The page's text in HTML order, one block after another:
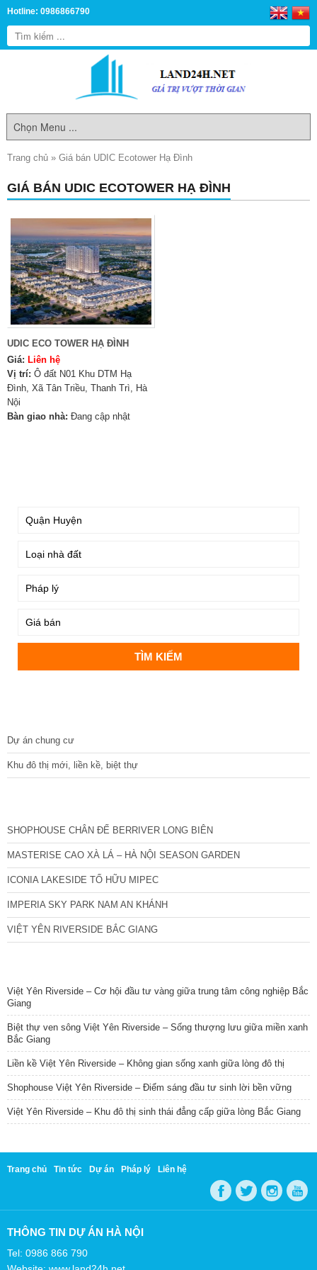
Hotline: 0986866790
Trang chủ » Giá bán UDIC Ecotower Hạ Đình
GIÁ BÁN UDIC ECOTOWER HẠ ĐÌNH
UDIC ECO TOWER HẠ ĐÌNH
Giá: Liên hệ
Vị trí: Ô đất N01 Khu DTM Hạ
Đình, Xã Tân Triều, Thanh Trì, Hà
Nội
Bàn giao nhà: Đang cập nhật
Dự án chung cư
Khu đô thị mới, liền kề, biệt thự
SHOPHOUSE CHÂN ĐẾ BERRIVER LONG BIÊN
MASTERISE CAO XÀ LÁ – HÀ NỘI SEASON GARDEN
ICONIA LAKESIDE TỐ HỮU MIPEC
IMPERIA SKY PARK NAM AN KHÁNH
VIỆT YÊN RIVERSIDE BẮC GIANG
Việt Yên Riverside – Cơ hội đầu tư vàng giữa trung tâm công nghiệp Bắc
Giang
Biệt thự ven sông Việt Yên Riverside – Sống thượng lưu giữa miền xanh
Bắc Giang
Liền kề Việt Yên Riverside – Không gian sống xanh giữa lòng đô thị
Shophouse Việt Yên Riverside – Điểm sáng đầu tư sinh lời bền vững
Việt Yên Riverside – Khu đô thị sinh thái đẳng cấp giữa lòng Bắc Giang
Trang chủ Tin tức Dự án Pháp lý Liên hệ
THÔNG TIN DỰ ÁN HÀ NỘI
Tel: 0986 866 790